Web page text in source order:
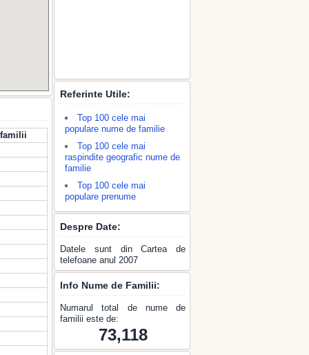
Referinte Utile:
Top 100 cele mai
populare nume de familie
Top 100 cele mai
raspindite geografic nume de
familie
Top 100 cele mai
populare prenume
Despre Date:
Datele sunt din Cartea de
telefoane anul 2007
Info Nume de Familii:
Numarul total de nume de
familii este de:
73,118